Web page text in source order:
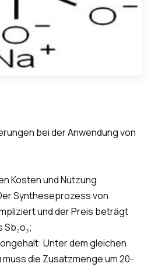
bei der Anwendung von
Kosten und Nutzung
Syntheseprozess von
und der Preis beträgt
Sb₂o₃;
Unter dem gleichen
die Zusatzmenge um 20-